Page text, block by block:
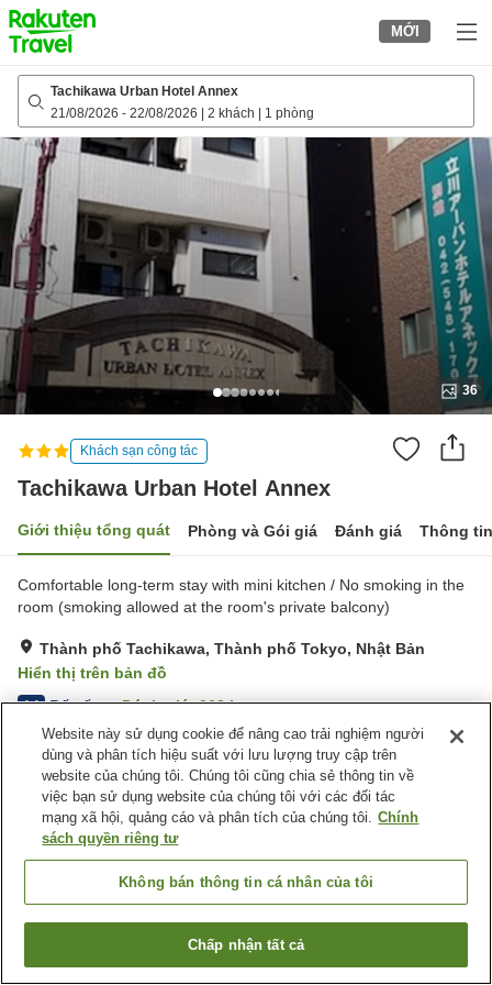
to
top
page
MỚI
Tachikawa Urban Hotel Annex
21/08/2026 - 22/08/2026 2 khách 1 phòng
36
Khách sạn công tác
Tachikawa Urban Hotel Annex
Giới thiệu tổng quát Phòng và Gói giá Đánh giá Thông
Comfortable long-term stay with mini kitchen / No smoking in the
room (smoking allowed at the room's private balcony)
Thành phố Tachikawa, Thành phố Tokyo, Nhật Bản
Hiển thị trên bản đồ
4.1 Rất tốt Đánh giá:208lượt
Tiện nghi chỗ nghỉ
Bãi đỗ xe
Spa / Salon
Máy bán hàng tự động
Giặt ủi có phí
Nhật Bản Thành phố Tokyo
Thành phố Tachikawa
Tachikawa Urban Hotel Annex
Tìm phòng trống
Website này sử dụng cookie để nâng cao trải nghiệm người
dùng và phân tích hiệu suất với lưu lượng truy cập trên
website của chúng tôi. Chúng tôi cũng chia sẻ thông tin về
việc bạn sử dụng website của chúng tôi với các đối tác
mạng xã hội, quảng cáo và phân tích của chúng tôi. Chính
sách quyền riêng tư
Không bán thông tin cá nhân của tôi
Chấp nhận tất cả